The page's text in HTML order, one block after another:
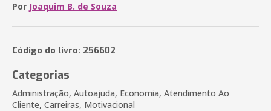
Por Joaquim B. de Souza
Código do livro: 256602
Categorias
Administração, Autoajuda, Economia, Atendimento Ao
Cliente, Carreiras, Motivacional